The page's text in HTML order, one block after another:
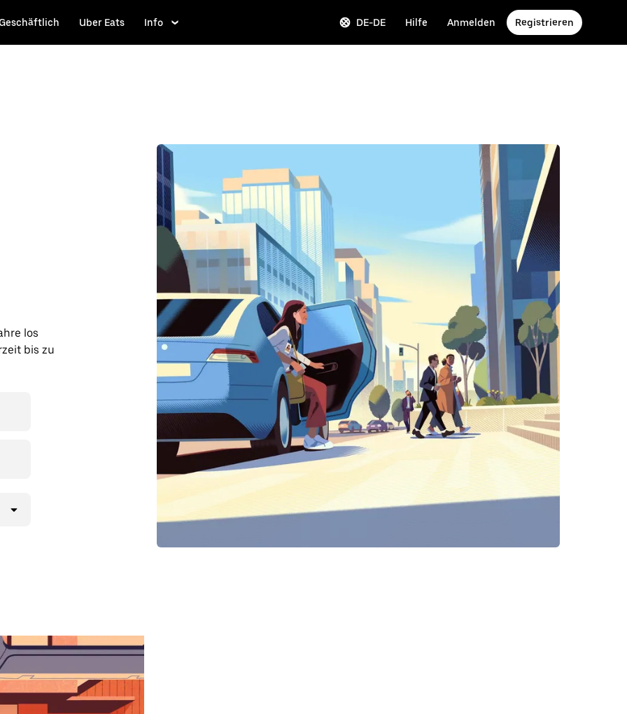
Uber Eats Info DE-DE Hilfe Anmelden Registrieren
los
bis zu